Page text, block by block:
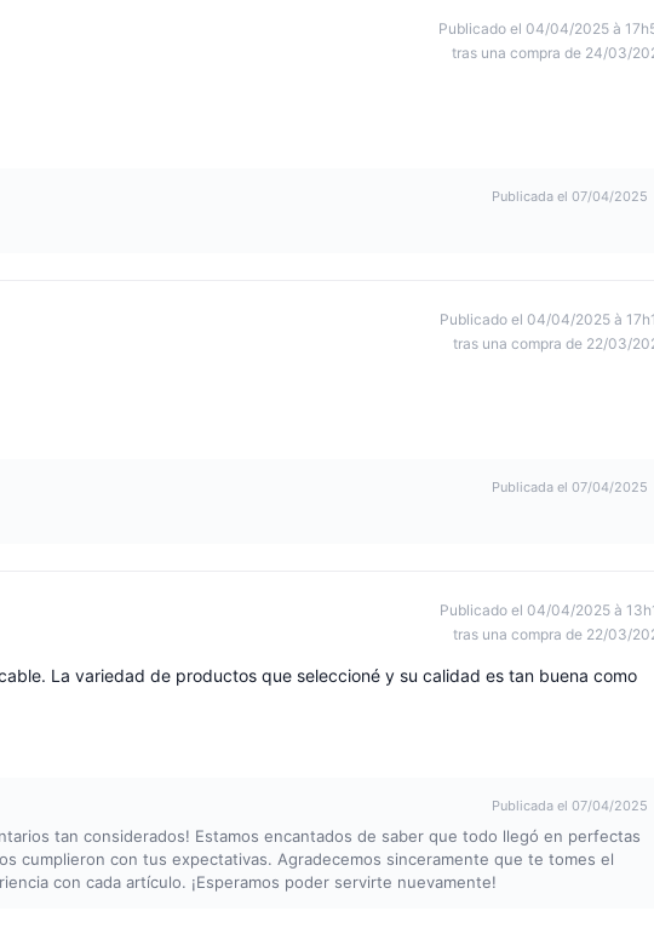
Publicado el 04/04/2025 à
tras una compra de 24/03/
Publicada el 07/04/2025
Publicado el 04/04/2025 à
tras una compra de 22/03/
Publicada el 07/04/2025
Publicado el 04/04/2025 à
tras una compra de 22/03/
La variedad de productos que seleccioné y su calidad es tan buena como
Publicada el 07/04/2025
tan considerados! Estamos encantados de saber que todo llegó en perfectas
cumplieron con tus expectativas. Agradecemos sinceramente que te tomes el
con cada artículo. ¡Esperamos poder servirte nuevamente!